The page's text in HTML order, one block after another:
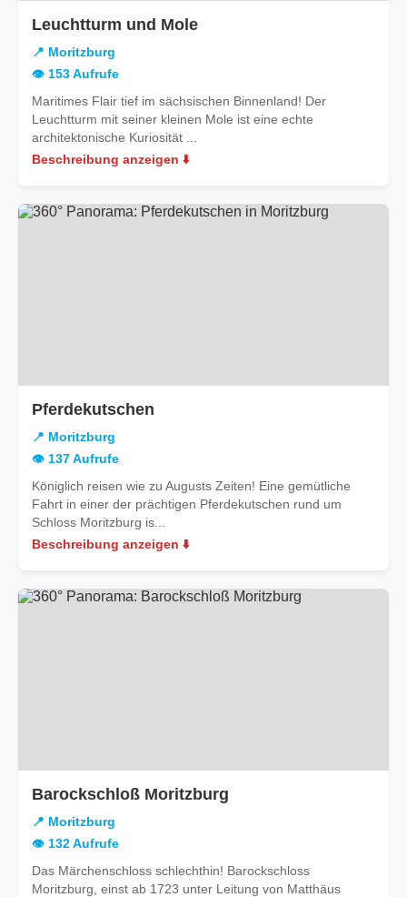
Leuchtturm und Molein
📍 Moritzburg
👁️ 153 Aufrufe
Maritimes Flair tief im sächsischen Binnenland! Der
Leuchtturm mit seiner kleinen Mole ist eine echte
architektonische Kuriosität ...
Beschreibung anzeigen ⬇️
Pferdekutschen
📍 Moritzburg
👁️ 137 Aufrufe
Königlich reisen wie zu Augusts Zeiten! Eine gemütliche
Fahrt in einer der prächtigen Pferdekutschen rund um
Schloss Moritzburg is...
Beschreibung anzeigen ⬇️
Barockschloß Moritzburg
📍 Moritzburg
👁️ 132 Aufrufe
Das Märchenschloss schlechthin! Barockschloss
Moritzburg, einst ab 1723 unter Leitung von Matthäus